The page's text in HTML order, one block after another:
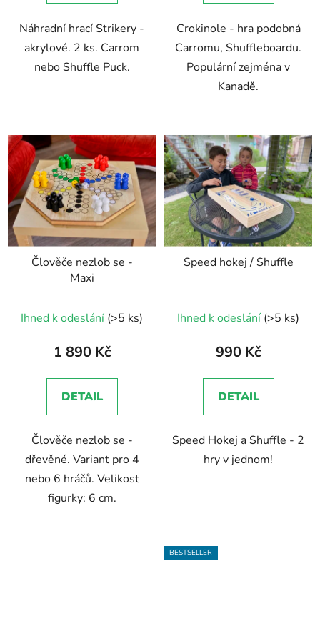
hvězdiček.
Náhradní hrací Strikery -
akrylové. 2 ks. Carrom
nebo Shuffle Puck.
Crokinole - hra podobná
Carromu, Shuffleboardu.
Populární zejména v
Kanadě.
Člověče nezlob se -
Maxi
Ihned k odeslání (>5 ks)
1 890 Kč
DETAIL
Člověče nezlob se -
dřevěné. Variant pro 4
nebo 6 hráčů. Velikost
figurky: 6 cm.
Speed hokej / Shuffle
Ihned k odeslání (>5 ks)
990 Kč
DETAIL
Speed Hokej a Shuffle - 2
hry v jednom!
BESTSELLER